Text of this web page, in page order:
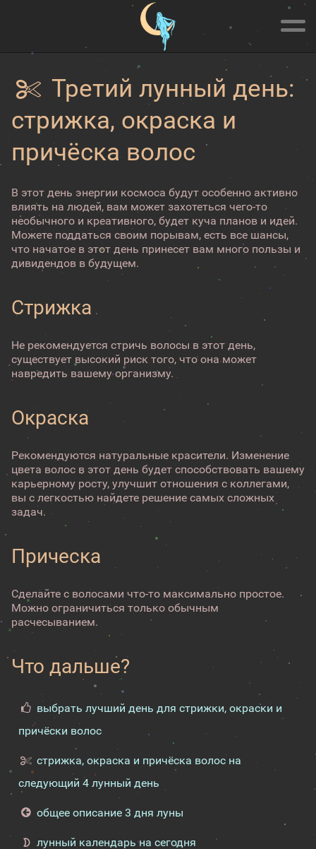
Третий лунный день:
стрижка, окраска и
причёска волос
В этот день энергии космоса будут особенно активно
влиять на людей, вам может захотеться чего-то
необычного и креативного, будет куча планов и идей.
Можете поддаться своим порывам, есть все шансы,
что начатое в этот день принесет вам много пользы и
дивидендов в будущем.
Стрижка
Не рекомендуется стричь волосы в этот день,
существует высокий риск того, что она может
навредить вашему организму.
Окраска
Рекомендуются натуральные красители. Изменение
цвета волос в этот день будет способствовать вашему
карьерному росту, улучшит отношения с коллегами,
вы с легкостью найдете решение самых сложных
задач.
Прическа
Сделайте с волосами что-то максимально простое.
Можно ограничиться только обычным
расчесыванием.
Что дальше?
выбрать лучший день для стрижки, окраски и
причёски волос
стрижка, окраска и причёска волос на
следующий 4 лунный день
общее описание 3 дня луны
лунный календарь на сегодня